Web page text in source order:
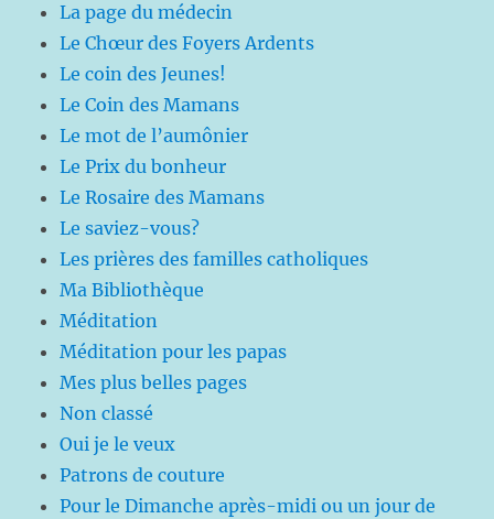
La page du médecin
Le Chœur des Foyers Ardents
Le coin des Jeunes!
Le Coin des Mamans
Le mot de l’aumônier
Le Prix du bonheur
Le Rosaire des Mamans
Le saviez-vous?
Les prières des familles catholiques
Ma Bibliothèque
Méditation
Méditation pour les papas
Mes plus belles pages
Non classé
Oui je le veux
Patrons de couture
Pour le Dimanche après-midi ou un jour de